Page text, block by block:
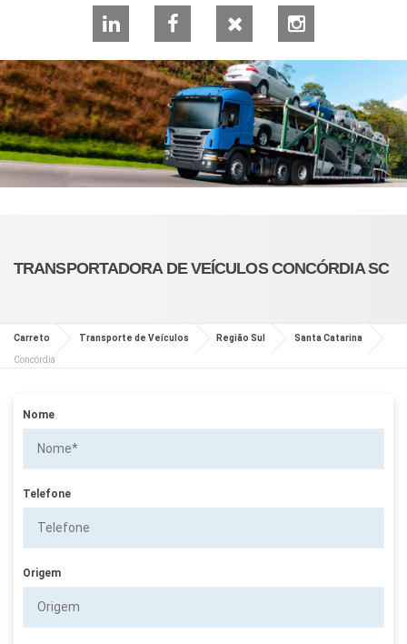
LinkedInFacebook Instagram
TRANSPORTADORA DE VEÍCULOS CONCÓRDIA SC
Carreto Transporte de Veículos Região Sul Santa Catarina
Concórdia
Nome
Telefone
Origem